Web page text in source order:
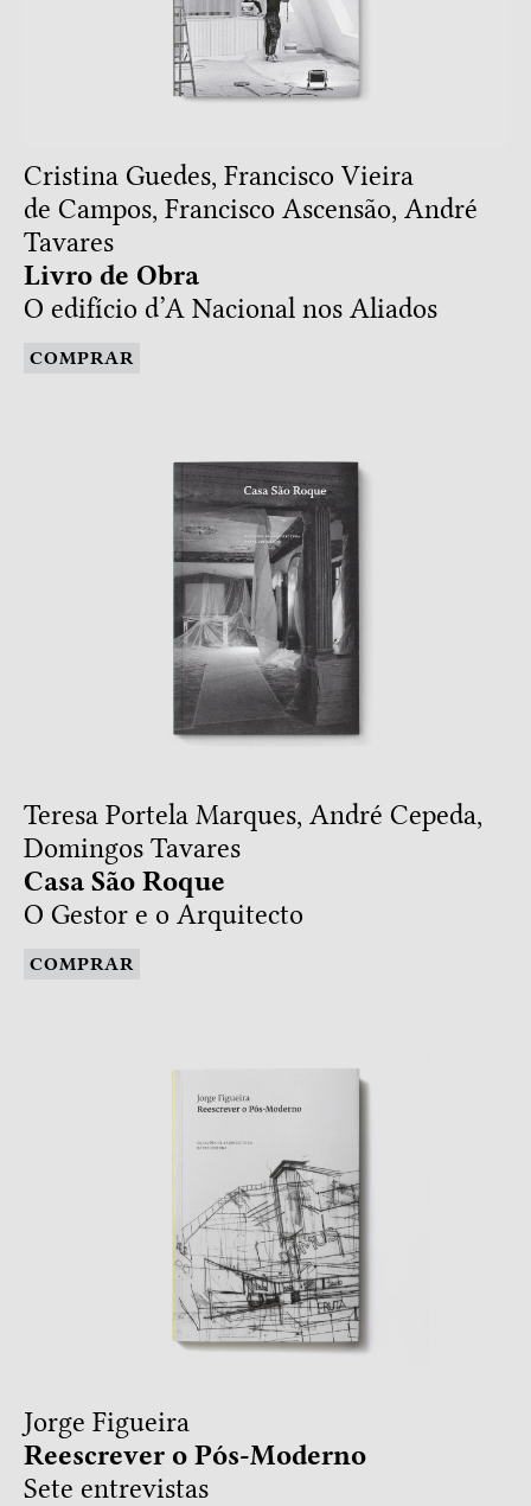
Cristina Guedes, Francisco Vieira
de Campos, Francisco Ascensão, André
Tavares
Livro de Obra
O edifício d’A Nacional nos Aliados
COMPRAR
Teresa Portela Marques, André Cepeda,
Domingos Tavares
Casa São Roque
O Gestor e o Arquitecto
COMPRAR
Jorge Figueira
Reescrever o Pós-Moderno
Sete entrevistas